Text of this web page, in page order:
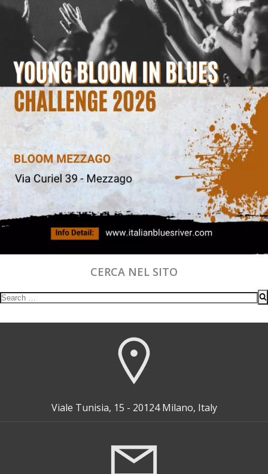
CERCA NEL SITO
Search
Viale Tunisia, 15 - 20124 Milano, Italy